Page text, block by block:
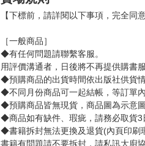
他甚至看見了自己長出翅膀的樣子。
善解人意的轉學生夏以風向他搭話，
兩人之間因此建立了緣分。
透過夏以風的幫助，他越來越依賴對
而這真的能將他從惡夢中拯救出來嗎
賣場規則
【下標前，請詳閱以下事項，完全同